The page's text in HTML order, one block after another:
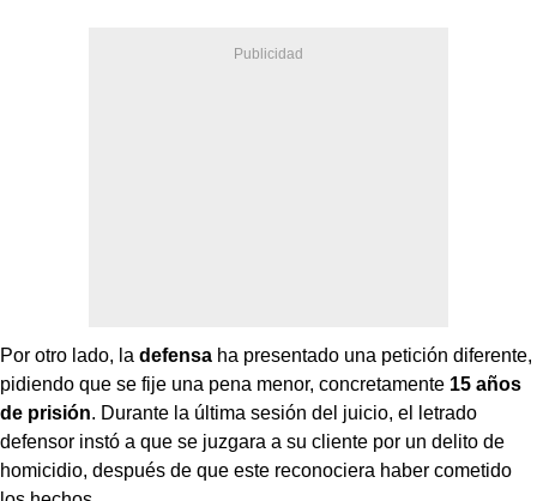
Por otro lado, la defensa ha presentado una petición diferente,
pidiendo que se fije una pena menor, concretamente 15 años
de prisión. Durante la última sesión del juicio, el letrado
defensor instó a que se juzgara a su cliente por un delito de
homicidio, después de que este reconociera haber cometido